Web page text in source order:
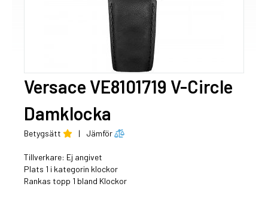
Versace VE8101719 V-Circle
Damklocka
Betygsätt | Jämför
Tillverkare: Ej angivet
Plats 1 i kategorin klockor
Rankas topp 1 bland Klockor